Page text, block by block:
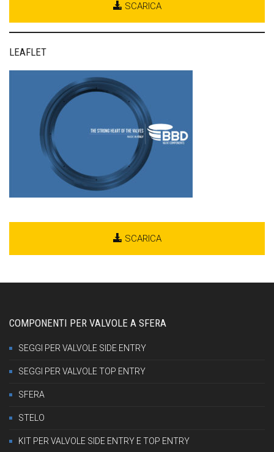
SCARICA
LEAFLET
SCARICA
COMPONENTI PER VALVOLE A SFERA
SEGGI PER VALVOLE SIDE ENTRY
SEGGI PER VALVOLE TOP ENTRY
SFERA
STELO
KIT PER VALVOLE SIDE ENTRY E TOP ENTRY